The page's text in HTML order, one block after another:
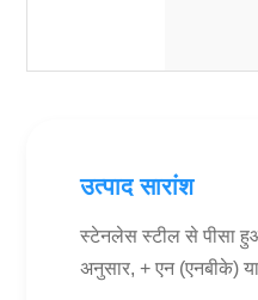
उत्पाद सारांश
स्टेनलेस स्टील से पीसा
अनुसार, + एन (एनबीके)